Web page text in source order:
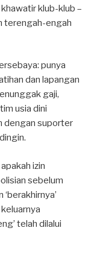
klub-klub –
terengah-engah
punya
dan lapangan
gaji,
usia dini
dengan suporter
izin
sebelum
telah dilalui